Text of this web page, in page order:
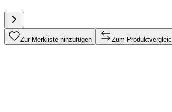
Zur Merkliste hinzufügen Zum